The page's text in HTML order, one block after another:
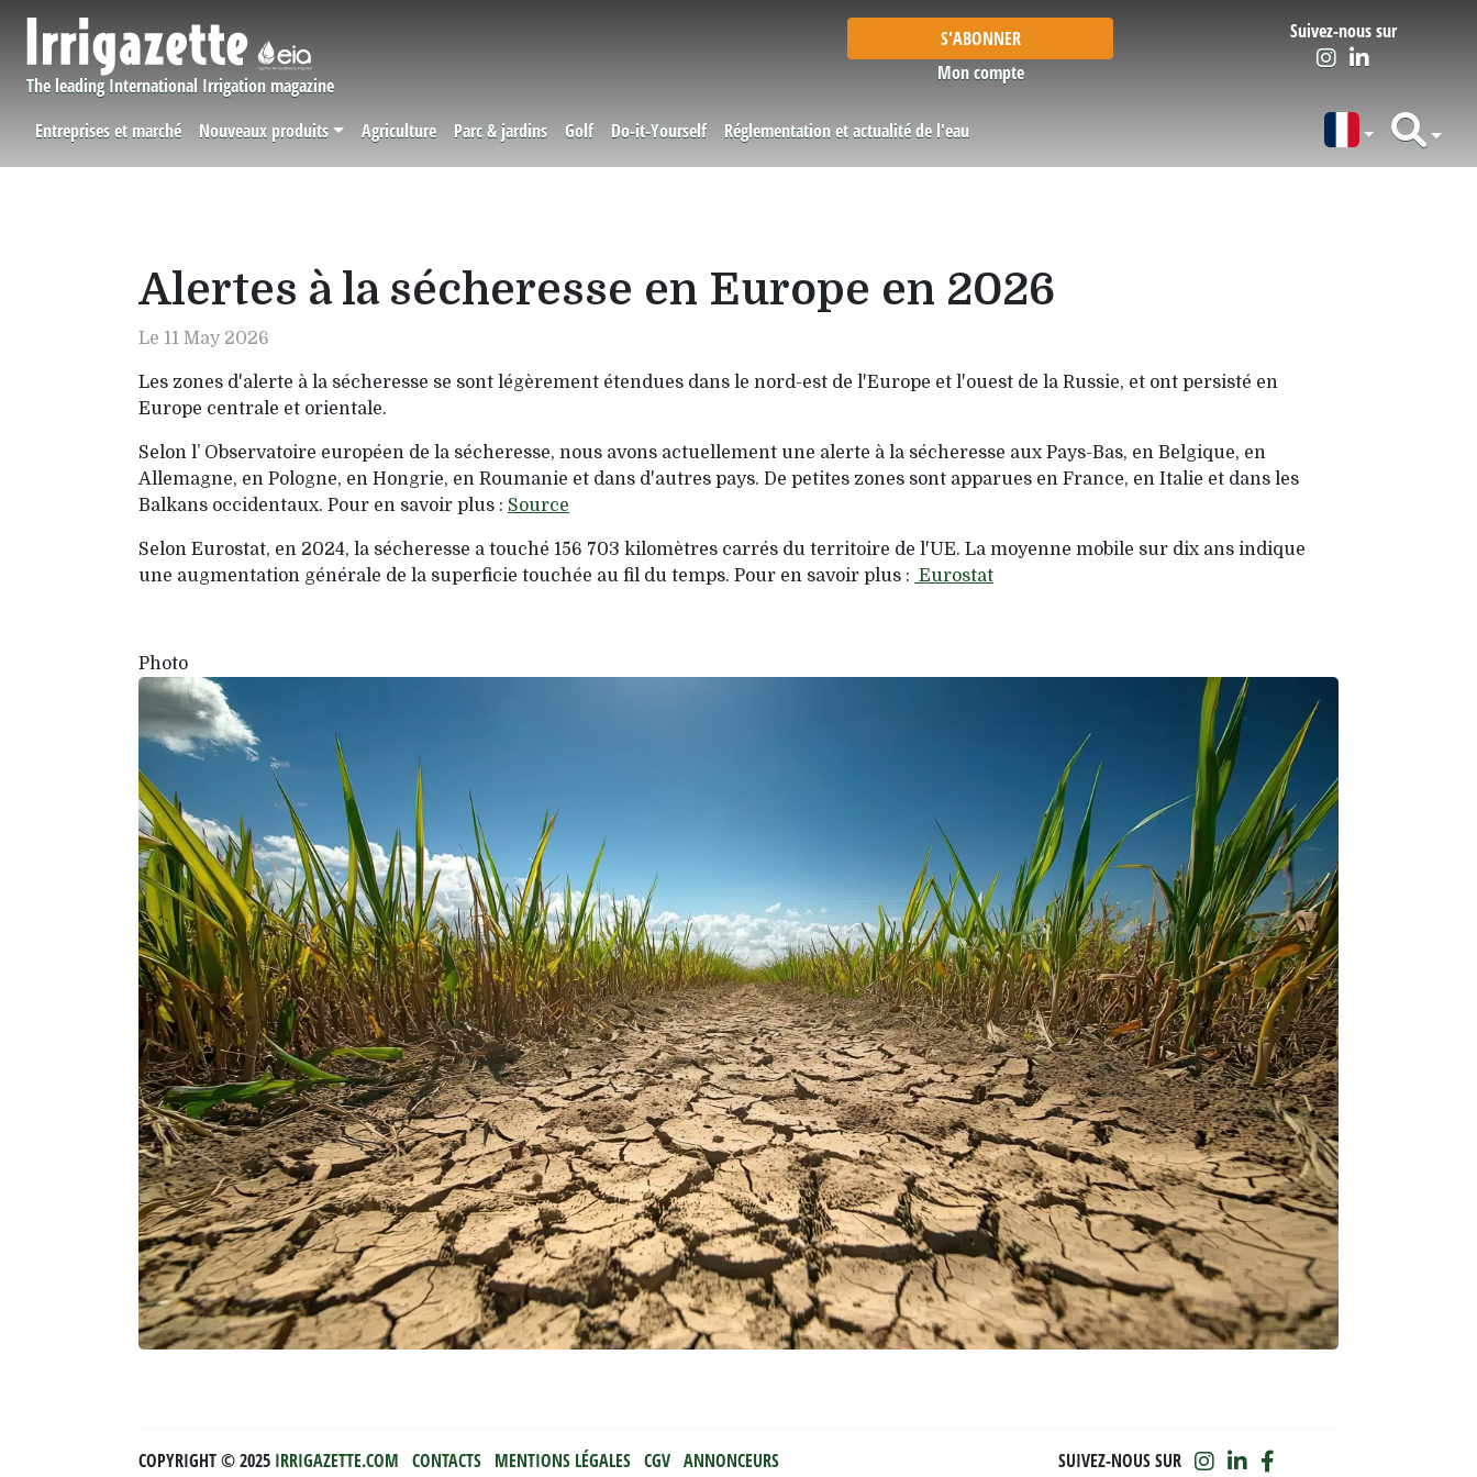
The leading International Irrigation magazine
S'ABONNER
Mon compte
Suivez-nous sur
Navigation principale
Entreprises et marché Nouveaux produits Agriculture Parc & jardins Golf Do-it-Yourself Réglementation et actualité de l'eau
Alertes à la sécheresse en Europe en 2026
Le 11 May 2026
Les zones d'alerte à la sécheresse se sont légèrement étendues dans le nord-est de l'Europe et l'ouest de la Russie, et ont persisté en
Europe centrale et orientale.
Selon l’ Observatoire européen de la sécheresse, nous avons actuellement une alerte à la sécheresse aux Pays-Bas, en Belgique, en
Allemagne, en Pologne, en Hongrie, en Roumanie et dans d'autres pays. De petites zones sont apparues en France, en Italie et dans les
Balkans occidentaux. Pour en savoir plus : Source
Selon Eurostat, en 2024, la sécheresse a touché 156 703 kilomètres carrés du territoire de l'UE. La moyenne mobile sur dix ans indique
une augmentation générale de la superficie touchée au fil du temps. Pour en savoir plus : Eurostat
Photo
COPYRIGHT ©️ 2025 IRRIGAZETTE.COM CONTACTS MENTIONS LÉGALES CGV ANNONCEURS SUIVEZ-NOUS SUR